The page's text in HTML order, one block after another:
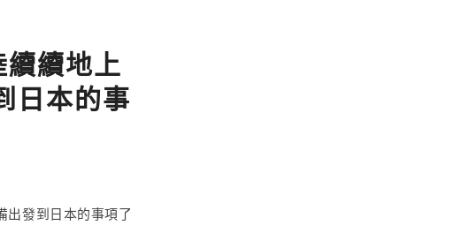
續地上
日本的事
出發到日本的事項了